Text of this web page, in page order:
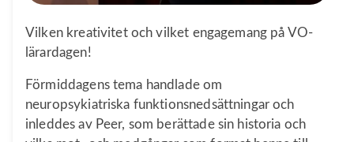
Vilken kreativitet och vilket engagemang på VO-
lärardagen!
Förmiddagens tema handlade om
neuropsykiatriska funktionsnedsättningar och
inleddes av Peer, som berättade sin historia och